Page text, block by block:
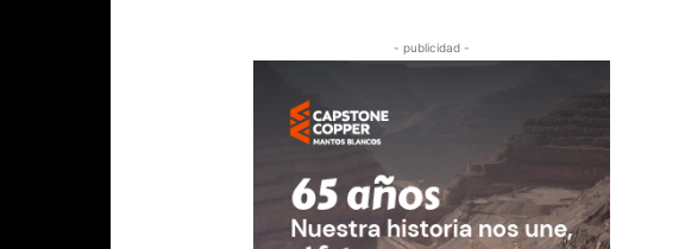
- publicidad -